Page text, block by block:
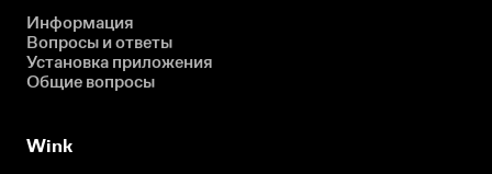
Информация
Вопросы и ответы
Установка приложения
Общие вопросы
Wink